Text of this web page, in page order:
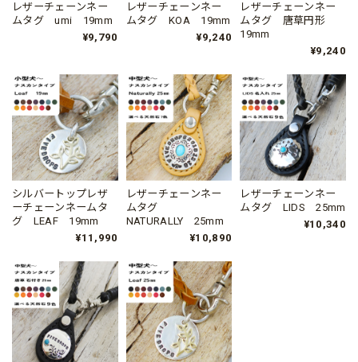
レザーチェーンネー
ムタグ umi 19mm
¥9,790
レザーチェーンネー
ムタグ KOA 19mm
¥9,240
レザーチェーンネー
ムタグ 唐草円形
19mm
¥9,240
シルバートップレザ
ーチェーンネームタ
グ LEAF 19mm
¥11,990
レザーチェーンネー
ムタグ
NATURALLY 25mm
¥10,890
レザーチェーンネー
ムタグ LIDS 25mm
¥10,340